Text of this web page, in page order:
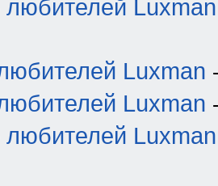
любителей Luxman
Luxman
Luxman
любителей Luxman